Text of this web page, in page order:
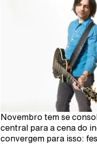
Novembro tem se
central para a cena do
convergem para isso: